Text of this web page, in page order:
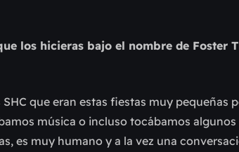
los hicieras bajo el nombre de Foster
que eran estas fiestas muy pequeñas
música o incluso tocábamos
es muy humano y a la vez una